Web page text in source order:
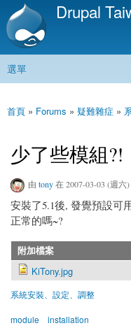
移
內
Drupal
主選單
選單
您在這裡
首頁 » Forums » 疑難雜症 »
少了些模組?!
由 tony在 2007-03-03 (週六
安裝了5.1後, 發覺預設可
正常的嗎~?
附加檔案
KiTony.jpg
系統安裝、設定、調整
module installation